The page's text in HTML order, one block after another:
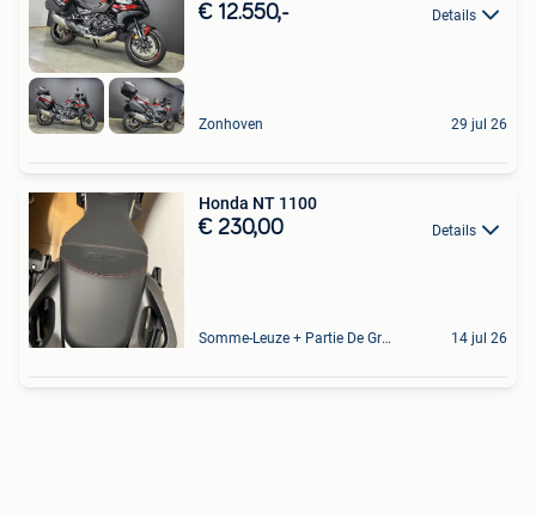
€ 12.550,- Details
Zonhoven 29 jul 26
Honda NT 1100
€ 230,00 Details
Somme-Leuze + Partie De Grandhan Et De Maffe 14 jul 26